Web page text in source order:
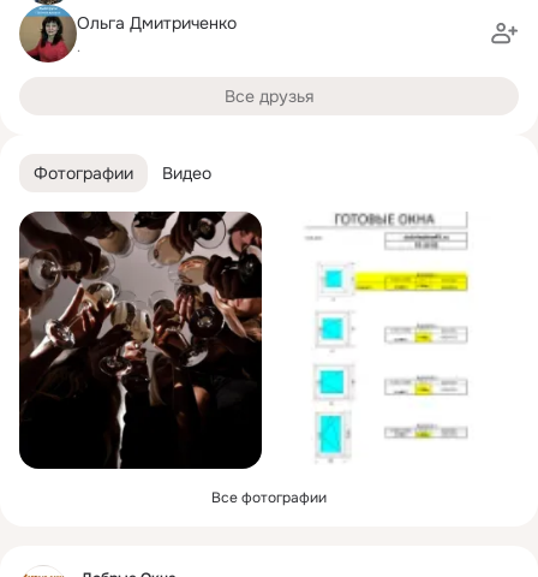
Фотографии Видео
Все фотографии
Ольга Дмитриченко
.
Все друзья